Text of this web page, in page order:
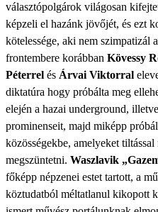
választópolgárok világosan
képzeli el hazánk jövőjét, és ezt
kötelessége, aki nem szimpatizál
frontembere korábban Kövessy
Péterrel és Árvai Viktorral
diktatúra hogy próbálta meg
elején a hazai underground,
prominenseit, majd miképp
közösségekbe, amelyeket
megszüntetni. Waszlavik
főképp népzenei estet tartott, a
köztudatból méltatlanul kikopott